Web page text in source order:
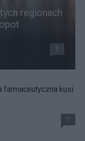
regionach
5
farmaceutyczna kusi
7